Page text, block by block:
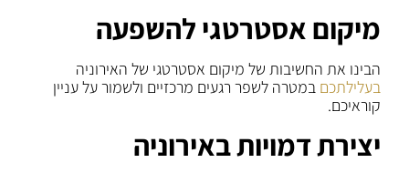
מיקום אסטרטגי להשפעה
הבינו את החשיבות של מיקום אסטרטגי של האירוניה
בעלילתכם במטרה לשפר רגעים מרכזיים ולשמור על עניין
קוראיכם.
יצירת דמויות באירוניה